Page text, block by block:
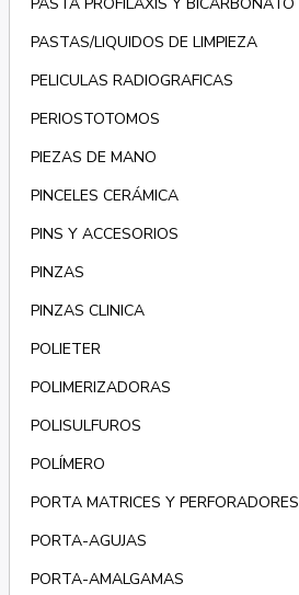
PASTAS/LIQUIDOS DE LIMPIEZA
PELICULAS RADIOGRAFICAS
PERIOSTOTOMOS
PIEZAS DE MANO
PINCELES CERÁMICA
PINS Y ACCESORIOS
PINZAS
PINZAS CLINICA
POLIETER
POLIMERIZADORAS
POLISULFUROS
POLÍMERO
PORTA MATRICES Y PERFORADORES
PORTA-AGUJAS
PORTA-AMALGAMAS